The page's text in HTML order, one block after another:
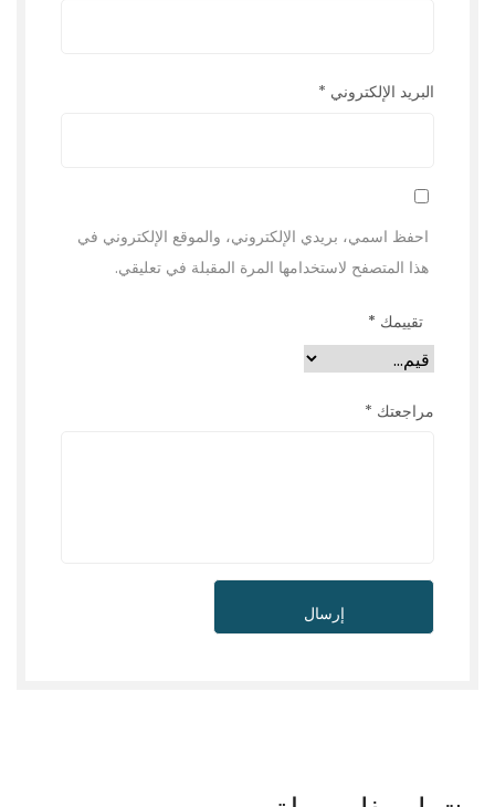
البريد الإلكتروني *
احفظ اسمي، بريدي الإلكتروني، والموقع الإلكتروني في
هذا المتصفح لاستخدامها المرة المقبلة في تعليقي.
تقييمك *
مراجعتك *